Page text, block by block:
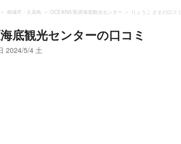
南城市・久高島 OCEANS/新原海底観光センター りょうこ さまの口コミ
底観光センターの口コミ
2024/5/4 土